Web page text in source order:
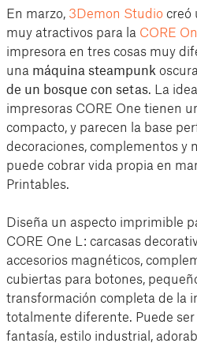
En marzo, 3Demon Studio creó
muy atractivos para la CORE
impresora en tres cosas muy
una máquina steampunk
de un bosque con setas. La
impresoras CORE One tienen
compacto, y parecen la base
decoraciones, complementos y
puede cobrar vida propia en
Printables.
Diseña un aspecto imprimible
CORE One L: carcasas
accesorios magnéticos,
cubiertas para botones,
transformación completa de la
totalmente diferente. Puede
fantasía, estilo industrial,